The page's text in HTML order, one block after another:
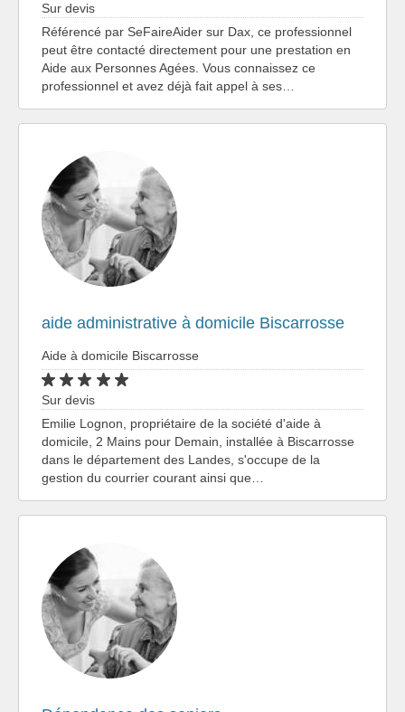
Sur devis
Référencé par SeFaireAider sur Dax, ce professionnel
peut être contacté directement pour une prestation en
Aide aux Personnes Agées. Vous connaissez ce
professionnel et avez déjà fait appel à ses…
aide administrative à domicile Biscarrosse
Aide à domicile Biscarrosse
Sur devis
Emilie Lognon, propriétaire de la société d'aide à
domicile, 2 Mains pour Demain, installée à Biscarrosse
dans le département des Landes, s'occupe de la
gestion du courrier courant ainsi que…